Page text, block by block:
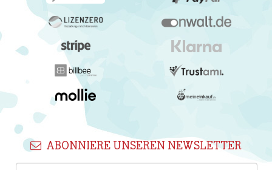
ABONNIERE UNSEREN NEWSLETTER